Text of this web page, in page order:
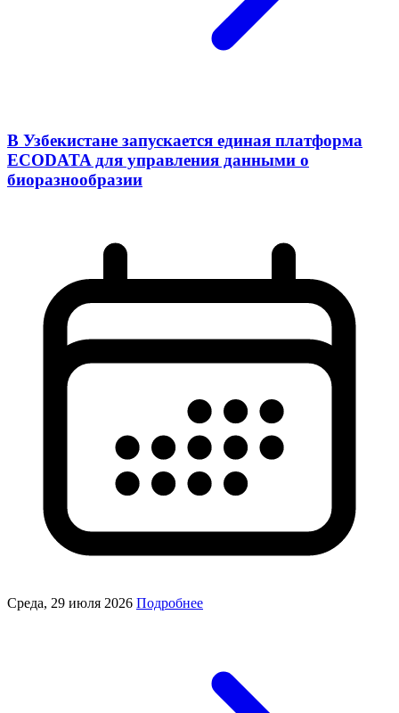
В Узбекистане запускается единая платформа
ECODATA для управления данными о
биоразнообразии
Среда, 29 июля 2026 Подробнее